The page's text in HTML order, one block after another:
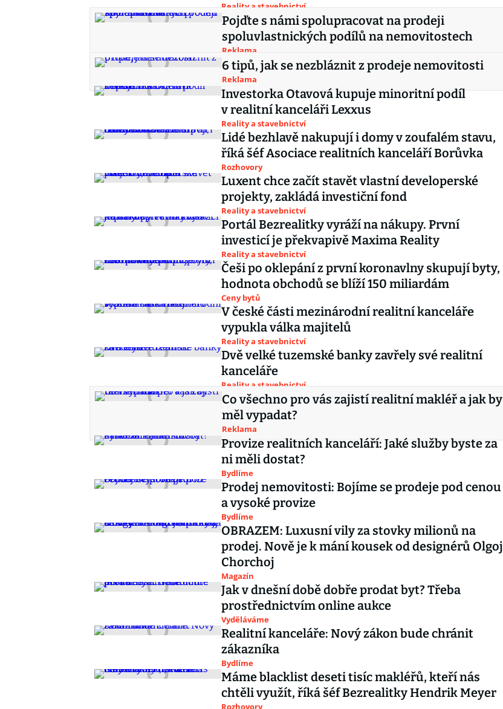
Reality a stavebnictví
Pojďte s námi spolupracovat na prodeji
spoluvlastnických podílů na nemovitostech
Reklama
6 tipů, jak se nezbláznit z prodeje nemovitosti
Reklama
Investorka Otavová kupuje minoritní podíl
v realitní kanceláři Lexxus
Reality a stavebnictví
Lidé bezhlavě nakupují i domy v zoufalém stavu,
říká šéf Asociace realitních kanceláří Borůvka
Rozhovory
Luxent chce začít stavět vlastní developerské
projekty, zakládá investiční fond
Reality a stavebnictví
Portál Bezrealitky vyráží na nákupy. První
investicí je překvapivě Maxima Reality
Reality a stavebnictví
Češi po oklepání z první koronavlny skupují byty,
hodnota obchodů se blíží 150 miliardám
Ceny bytů
V české části mezinárodní realitní kanceláře
vypukla válka majitelů
Reality a stavebnictví
Dvě velké tuzemské banky zavřely své realitní
kanceláře
Reality a stavebnictví
Co všechno pro vás zajistí realitní makléř a jak by
měl vypadat?
Reklama
Provize realitních kanceláří: Jaké služby byste za
ni měli dostat?
Bydlíme
Prodej nemovitosti: Bojíme se prodeje pod cenou
a vysoké provize
Bydlíme
OBRAZEM: Luxusní vily za stovky milionů na
prodej. Nově je k mání kousek od designérů Olgoj
Chorchoj
Magazín
Jak v dnešní době dobře prodat byt? Třeba
prostřednictvím online aukce
Vyděláváme
Realitní kanceláře: Nový zákon bude chránit
zákazníka
Bydlíme
Máme blacklist deseti tisíc makléřů, kteří nás
chtěli využít, říká šéf Bezrealitky Hendrik Meyer
Rozhovory